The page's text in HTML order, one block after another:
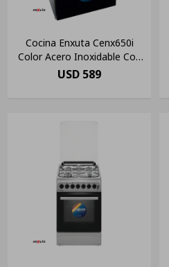
Cocina Enxuta Cenx650i
Color Acero Inoxidable Con
Puerta Con Visor
USD 589